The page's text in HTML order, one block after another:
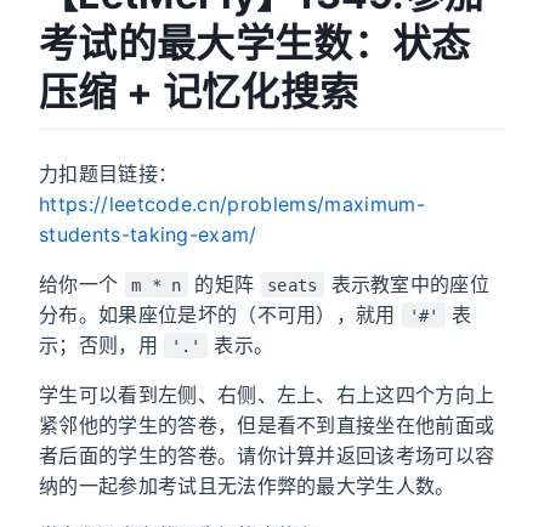
考试的最大学生数：状态
压缩 + 记忆化搜索
力扣题目链接：
https://leetcode.cn/problems/maximum-
students-taking-exam/
给你一个 m * n 的矩阵 seats
表示教室中的座位
分布。如果座位是坏的（不可用），就用
'#'
表
示；否则，用
'.' 表示。
学生可以看到左侧、右侧、左上、右上这四个方向上
紧邻他的学生的答卷，但是看不到直接坐在他前面或
者后面的学生的答卷。请你计算并返回该考场可以容
纳的一起参加考试且无法作弊的最大学生人数。